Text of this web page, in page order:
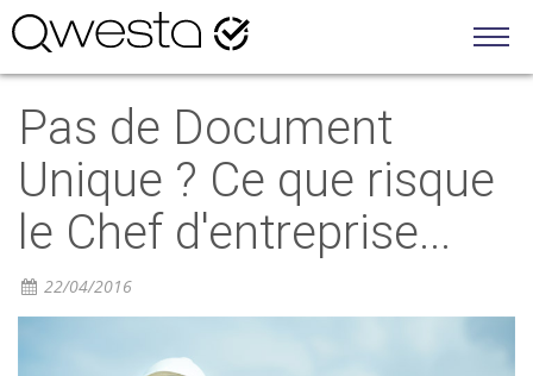
Pas de Document
Unique ? Ce que risque
le Chef d'entreprise...
22/04/2016